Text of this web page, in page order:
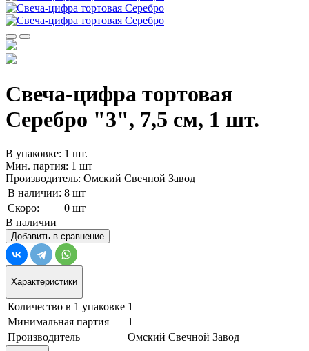
Свеча-цифра тортовая
Серебро "3", 7,5 см, 1 шт.
В упаковке: 1 шт.
Мин. партия: 1 шт
Производитель: Омский Свечной Завод
В наличии: 8 шт
Скоро:
0 шт
В наличии
Добавить в сравнение
Характеристики
Количество в 1 упаковке 1
Минимальная партия
1
Производитель
Омский Свечной Завод